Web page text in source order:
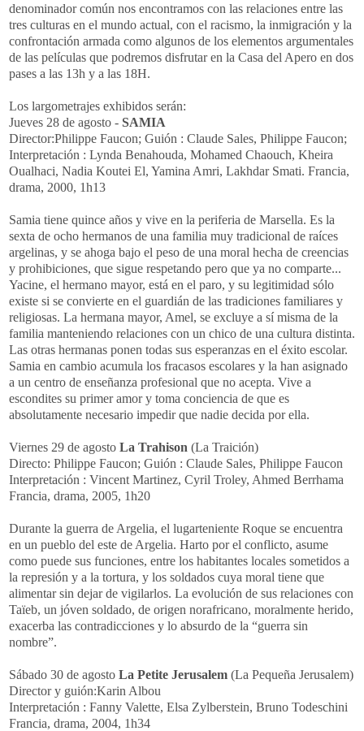
denominador común nos encontramos con las relaciones entre las
tres culturas en el mundo actual, con el racismo, la inmigración y la
confrontación armada como algunos de los elementos argumentales
de las películas que podremos disfrutar en la Casa del Apero en dos
pases a las 13h y a las 18H.
Los largometrajes exhibidos serán:
Jueves 28 de agosto - SAMIA
Director:Philippe Faucon; Guión : Claude Sales, Philippe Faucon;
Interpretación : Lynda Benahouda, Mohamed Chaouch, Kheira
Oualhaci, Nadia Koutei El, Yamina Amri, Lakhdar Smati. Francia,
drama, 2000, 1h13
Samia tiene quince años y vive en la periferia de Marsella. Es la
sexta de ocho hermanos de una familia muy tradicional de raíces
argelinas, y se ahoga bajo el peso de una moral hecha de creencias
y prohibiciones, que sigue respetando pero que ya no comparte...
Yacine, el hermano mayor, está en el paro, y su legitimidad sólo
existe si se convierte en el guardián de las tradiciones familiares y
religiosas. La hermana mayor, Amel, se excluye a sí misma de la
familia manteniendo relaciones con un chico de una cultura distinta.
Las otras hermanas ponen todas sus esperanzas en el éxito escolar.
Samia en cambio acumula los fracasos escolares y la han asignado
a un centro de enseñanza profesional que no acepta. Vive a
escondites su primer amor y toma conciencia de que es
absolutamente necesario impedir que nadie decida por ella.
Viernes 29 de agosto La Trahison (La Traición)
Directo: Philippe Faucon; Guión : Claude Sales, Philippe Faucon
Interpretación : Vincent Martinez, Cyril Troley, Ahmed Berrhama
Francia, drama, 2005, 1h20
Durante la guerra de Argelia, el lugarteniente Roque se encuentra
en un pueblo del este de Argelia. Harto por el conflicto, asume
como puede sus funciones, entre los habitantes locales sometidos a
la represión y a la tortura, y los soldados cuya moral tiene que
alimentar sin dejar de vigilarlos. La evolución de sus relaciones con
Taïeb, un jóven soldado, de origen norafricano, moralmente herido,
exacerba las contradicciones y lo absurdo de la “guerra sin
nombre”.
Sábado 30 de agosto La Petite Jerusalem (La Pequeña Jerusalem)
Director y guión:Karin Albou
Interpretación : Fanny Valette, Elsa Zylberstein, Bruno Todeschini
Francia, drama, 2004, 1h34